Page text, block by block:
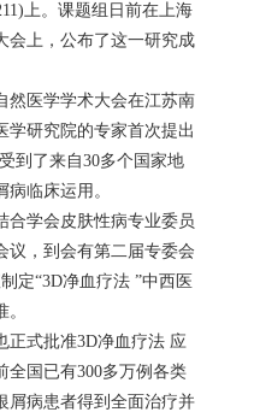
上。课题组日前在上海
会上，公布了这一研究成
医学学术大会在江苏南
学研究院的专家首次提出
到了来自30多个国家地
临床运用。
学会皮肤性病专业委员
议，到会有第二届专委会
定“3D净血疗法 ”中西医
式批准3D净血疗法 应
全国已有300多万例各类
屑病患者得到全面治疗并